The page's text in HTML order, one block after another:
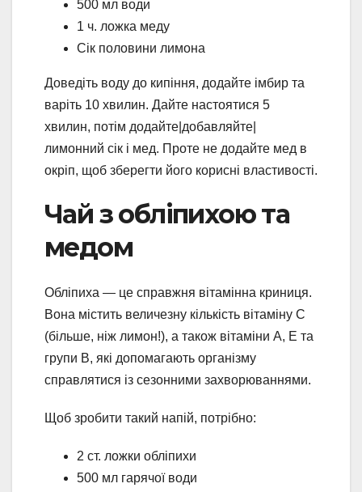
500 мл води
1 ч. ложка меду
Сік половини лимона
Доведіть воду до кипіння, додайте імбир та
варіть 10 хвилин. Дайте настоятися 5
хвилин, потім додайте|добавляйте|
лимонний сік і мед. Проте не додайте мед в
окріп, щоб зберегти його корисні властивості.
Чай з обліпихою та
медом
Обліпиха — це справжня вітамінна криниця.
Вона містить величезну кількість вітаміну C
(більше, ніж лимон!), а також вітаміни A, E та
групи B, які допомагають організму
справлятися із сезонними захворюваннями.
Щоб зробити такий напій, потрібно:
2 ст. ложки обліпихи
500 мл гарячої води